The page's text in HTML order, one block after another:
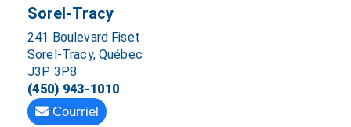
Sorel-Tracy
241 Boulevard Fiset
Sorel-Tracy, Québec
J3P 3P8
(450) 943-1010
Courriel